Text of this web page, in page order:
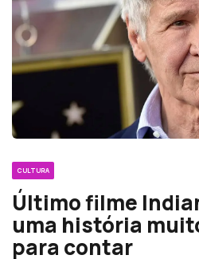
CULTURA
Último filme
uma história
para contar